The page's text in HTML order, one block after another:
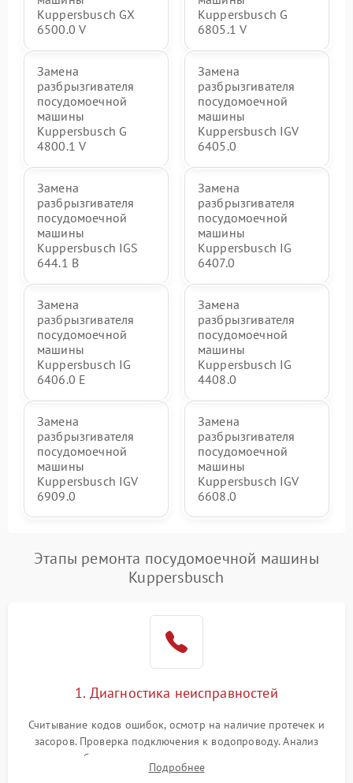
Kuppersbusch GX
6500.0 V
Kuppersbusch G
6805.1 V
Замена
разбрызгивателя
посудомоечной
машины
Kuppersbusch G
4800.1 V
Замена
разбрызгивателя
посудомоечной
машины
Kuppersbusch IGV
6405.0
Замена
разбрызгивателя
посудомоечной
машины
Kuppersbusch IGS
644.1 B
Замена
разбрызгивателя
посудомоечной
машины
Kuppersbusch IG
6407.0
Замена
разбрызгивателя
посудомоечной
машины
Kuppersbusch IG
6406.0 E
Замена
разбрызгивателя
посудомоечной
машины
Kuppersbusch IG
4408.0
Замена
разбрызгивателя
посудомоечной
машины
Kuppersbusch IGV
6909.0
Замена
разбрызгивателя
посудомоечной
машины
Kuppersbusch IGV
6608.0
Этапы ремонта посудомоечной машины
Kuppersbusch
1. Диагностика неисправностей
Считывание кодов ошибок, осмотр на наличие протечек и
засоров. Проверка подключения к водопроводу. Анализ
жалоб на отсутствие слива, нагрева, вращения
разбрызгивателей или срабатывание системы защиты
Подробнее